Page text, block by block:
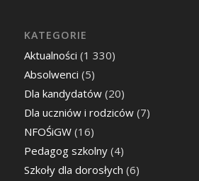
KATEGORIE
Aktualności (1 330)
Absolwenci (5)
Dla kandydatów(20)
Dla uczniów i rodziców(7)
NFOŚiGW(16)
Pedagog szkolny(4)
Szkoły dla dorosłych (6)